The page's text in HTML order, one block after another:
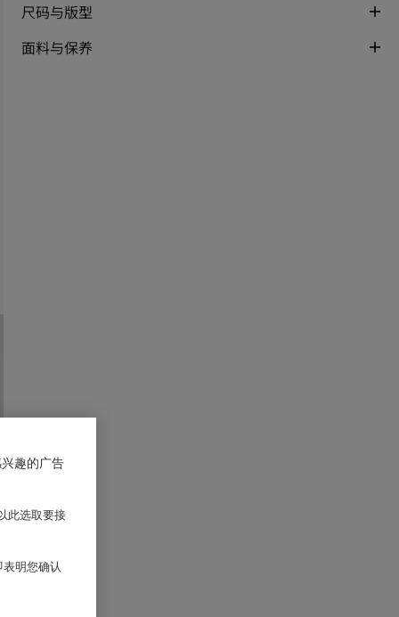
尺码与版型
面料与保养
趣的广告
此选取要接
明您确认